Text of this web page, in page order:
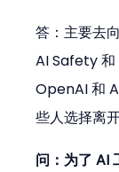
答：主要去
AI Safety
OpenAI 和
些人选择离
问：为了 AI